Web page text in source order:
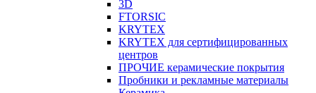
3D
FTORSIC
KRYTEX
KRYTEX для сертифицированных
центров
ПРОЧИЕ керамические покрытия
Пробники и рекламные материалы